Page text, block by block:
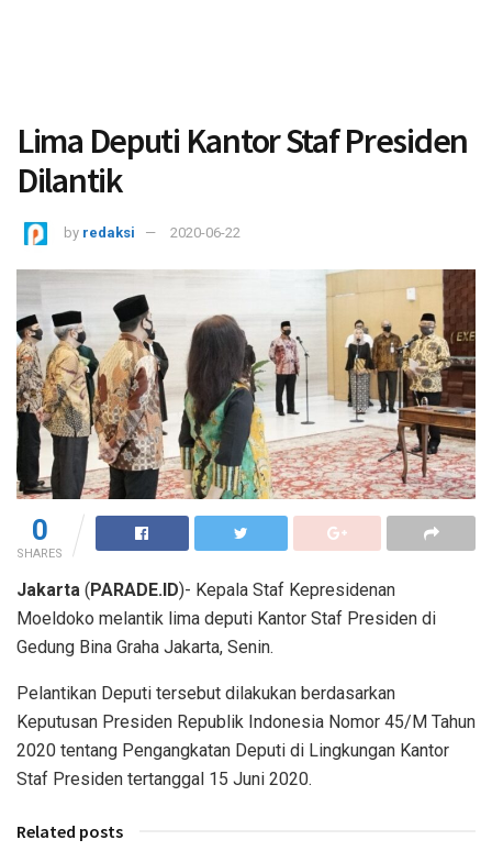
Lima Deputi Kantor Staf Presiden
Dilantik
by redaksi 2020-06-22
0
SHARES
Jakarta (PARADE.ID)- Kepala Staf Kepresidenan
Moeldoko melantik lima deputi Kantor Staf Presiden di
Gedung Bina Graha Jakarta, Senin.
Pelantikan Deputi tersebut dilakukan berdasarkan
Keputusan Presiden Republik Indonesia Nomor 45/M Tahun
2020 tentang Pengangkatan Deputi di Lingkungan Kantor
Staf Presiden tertanggal 15 Juni 2020.
Related posts